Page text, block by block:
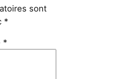
sont
*
*